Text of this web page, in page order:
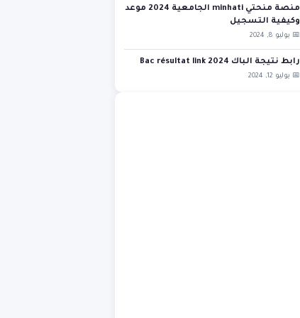
منصة منحتي minhati الجامعية 2024 موعد
وكيفية التسجيل
📅 يوليو 8, 2024
رابط نتيجة الباك 2024 Bac résultat link
📅 يوليو 12, 2024